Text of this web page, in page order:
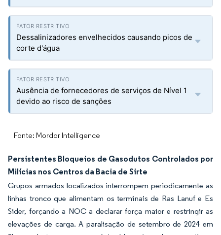
Dessalinizadores envelhecidos causando picos de
corte d'água
Ausência de fornecedores de serviços de Nível 1
devido ao risco de sanções
Fonte: Mordor Intelligence
Persistentes Bloqueios de Gasodutos Controlados por
Milícias nos Centros da Bacia de Sirte
Grupos armados localizados interrompem periodicamente as
linhas tronco que alimentam os terminais de Ras Lanuf e Es
Sider, forçando a NOC a declarar força maior e restringir as
elevações de carga. A paralisação de setembro de 2024 em